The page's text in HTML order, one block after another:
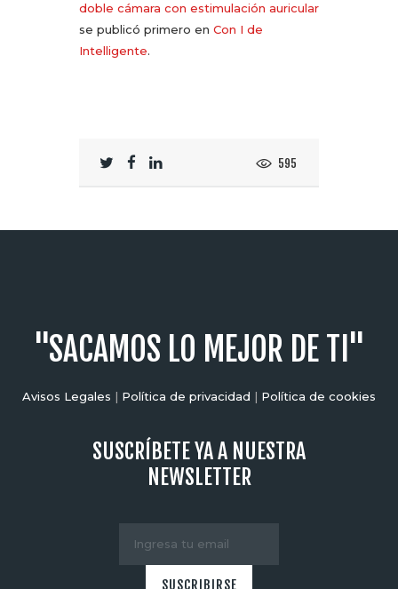
doble cámara con estimulación auricular
se publicó primero en Con I de
Intelligente.
595
"SACAMOS LO MEJOR DE TI"
Avisos Legales | Política de privacidad | Política de cookies
SUSCRÍBETE YA A NUESTRA
NEWSLETTER